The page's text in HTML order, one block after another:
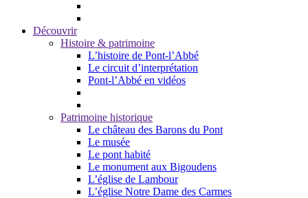
Découvrir
Histoire & patrimoine
L’histoire de Pont-l’Abbé
Le circuit d’interprétation
Pont-l’Abbé en vidéos
Patrimoine historique
Le château des Barons du Pont
Le musée
Le pont habité
Le monument aux Bigoudens
L’église de Lambour
L’église Notre Dame des Carmes